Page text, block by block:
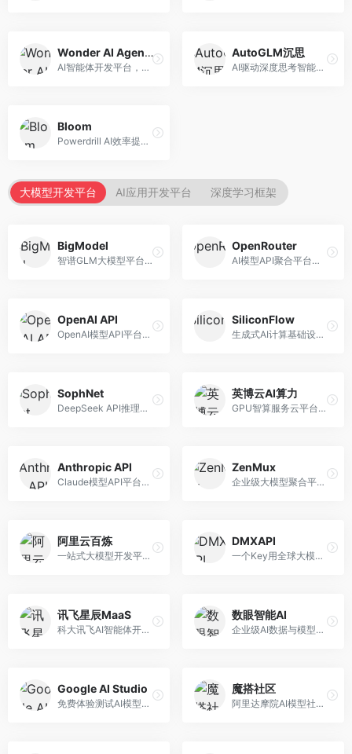
Wonder AI Agents
AI智能体开发平台，专注于低代码智能体创建。面向开发者，提供可视化开发、模板库、部署服务等功能，开发门槛低。
AutoGLM沉思
AI驱动深度思考智能体，专注于复杂推理任务。面向高级用户，提供深度分析、逻辑推理、决策支持等服务，推理能力强。
Bloom
Powerdrill AI效率提升平台，专注于企业智能化。面向企业用户，提供智能体创建、流程自动化、数据分析等服务，企业效率提升显著。
大模型开发平台 AI应用开发平台 深度学习框架
BigModel
智谱GLM大模型平台，提供API调用与模型服务。面向开发者和企业用户，提供GLM系列模型API、微调服务、应用开发工具等，开源生态完善。
OpenRouter
AI模型API聚合平台，整合多种主流大模型。面向开发者，提供统一API接口、模型对比、成本优化等服务，模型选择灵活。
OpenAI API
OpenAI模型API平台，提供GPT系列模型服务。面向开发者，提供模型API、微调服务、Assistants API等，是AI开发领域的基础设施。
SiliconFlow
生成式AI计算基础设施平台，专注于模型推理服务。面向开发者和企业，提供多模型API、高性能推理、成本优化等服务，推理性价比高。
SophNet
DeepSeek API推理平台，专注于DeepSeek模型服务。面向开发者，提供DeepSeek模型API、高性能推理、低成本服务，推理效率高。
英博云AI算力
GPU智算服务云平台，专注于AI算力租赁。面向AI研究者和企业，提供GPU租赁、模型训练、推理服务等，算力资源丰富。
Anthropic API
Claude模型API平台，专注于安全可靠的AI服务。面向开发者，提供Claude系列模型API、安全特性、企业级服务等，API质量高。
ZenMux
企业级大模型聚合平台，专注于企业AI服务。面向企业用户，提供多模型管理、安全合规、成本优化等服务，企业级功能完善。
阿里云百炼
一站式大模型开发平台，深度整合阿里云服务。面向企业开发者和AI团队，提供模型训练、微调、部署、应用开发等全流程服务，企业级功能完善。
DMXAPI
一个Key用全球大模型的聚合平台。面向开发者，提供多模型统一API、简化接入、成本控制等服务，接入便捷。
讯飞星辰MaaS
科大讯飞AI智能体开发平台，专注于企业级模型服务。面向企业用户，提供模型调用、智能体创建、行业解决方案等服务，中文能力突出。
数眼智能AI
企业级AI数据与模型服务平台，专注于数据驱动AI。面向企业用户，提供数据管理、模型训练、部署服务等，数据治理能力强。
Google AI Studio
免费体验测试AI模型的平台，深度整合Google生态。面向开发者和研究者，提供Gemini模型体验、API密钥管理、提示词测试等服务，免费使用。
魔搭社区
阿里达摩院AI模型社区，专注于中文AI生态。面向中文开发者，提供开源模型、数据集、开发工具等资源，中文模型丰富。